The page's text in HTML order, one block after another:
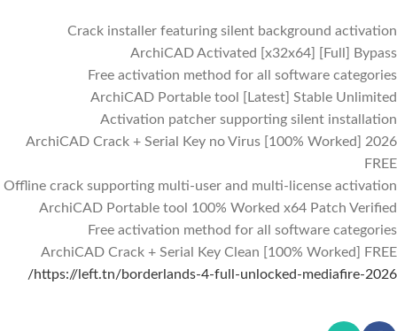
Crack installer featuring silent background activation
ArchiCAD Activated [x32x64] [Full] Bypass
Free activation method for all software categories
ArchiCAD Portable tool [Latest] Stable Unlimited
Activation patcher supporting silent installation
ArchiCAD Crack + Serial Key no Virus [100% Worked] 2026
FREE
Offline crack supporting multi-user and multi-license activation
ArchiCAD Portable tool 100% Worked x64 Patch Verified
Free activation method for all software categories
ArchiCAD Crack + Serial Key Clean [100% Worked] FREE
https://left.tn/borderlands-4-full-unlocked-mediafire-2026/